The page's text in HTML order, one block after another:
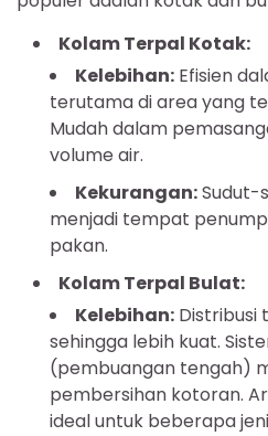
Kolam Terpal Kotak:
Kelebihan: Efisien
terutama di area yang
Mudah dalam
volume air.
Kekurangan:Sudut-
menjadi tempat
pakan.
Kolam Terpal Bulat:
Kelebihan: Distribusi
sehingga lebih kuat.
(pembuangan tengah)
pembersihan kotoran.
ideal untuk beberapa